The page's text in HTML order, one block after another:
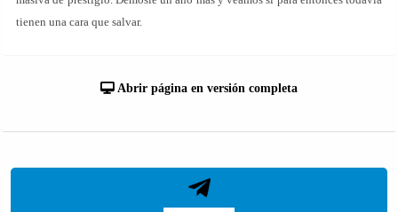
tienen una cara que salvar.
Abrir página en versión completa